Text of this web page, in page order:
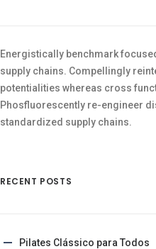
Energistically benchmark
supply chains. Compellingly
potentialities whereas cross
Phosfluorescently re-engineer
standardized supply chains.
RECENT POSTS
Pilates Clássico para Todos